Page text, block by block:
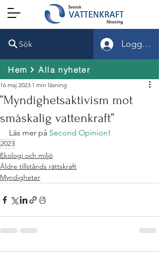
Sök Logga in
Hem Alla nyheter
”Myndighetsaktivism mot
småskalig vattenkraft”
16 maj 2023 1 min läsning
Läs mer på Second Opinion!
2023
Ekologi och miljö
Äldre tillstånds rättskraft
Myndigheter